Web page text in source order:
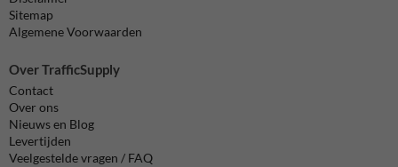
Sitemap
Algemene Voorwaarden
Over TrafficSupply
Contact
Over ons
Nieuws en Blog
Levertijden
Veelgestelde vragen / FAQ